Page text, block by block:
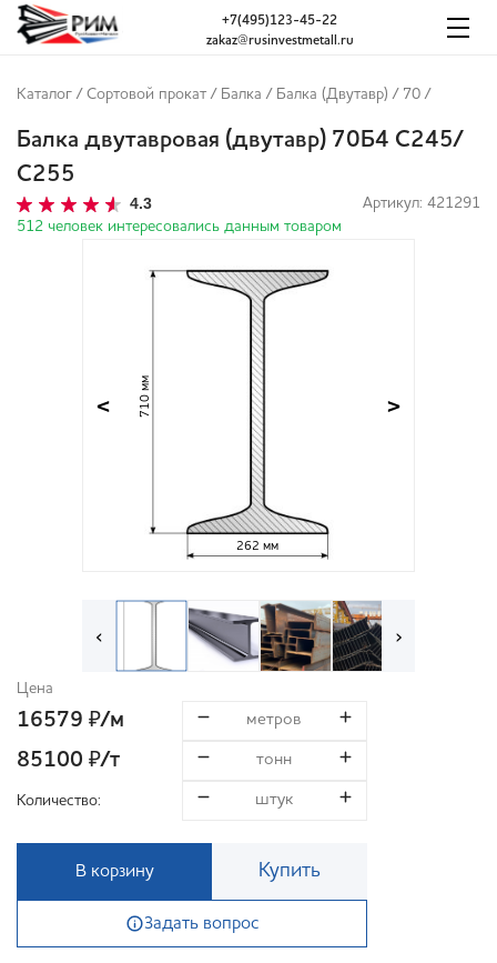
zakaz@rusinvestmetall.ru
+7(495)123-45-22
Каталог / Сортовой прокат / Балка / Балка (Двутавр) / 70 /
Балка двутавровая (двутавр) 70Б4 С245/
С255
4.3
Артикул: 421291
512 человек интересовались данным товаром
262 мм
710 мм
< >
‹ ›
Цена
16579 ₽/м
85100 ₽/т
Количество:
В корзину Купить
Задать вопрос